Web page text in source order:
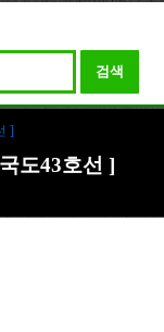
검색
]
도43호선 ]